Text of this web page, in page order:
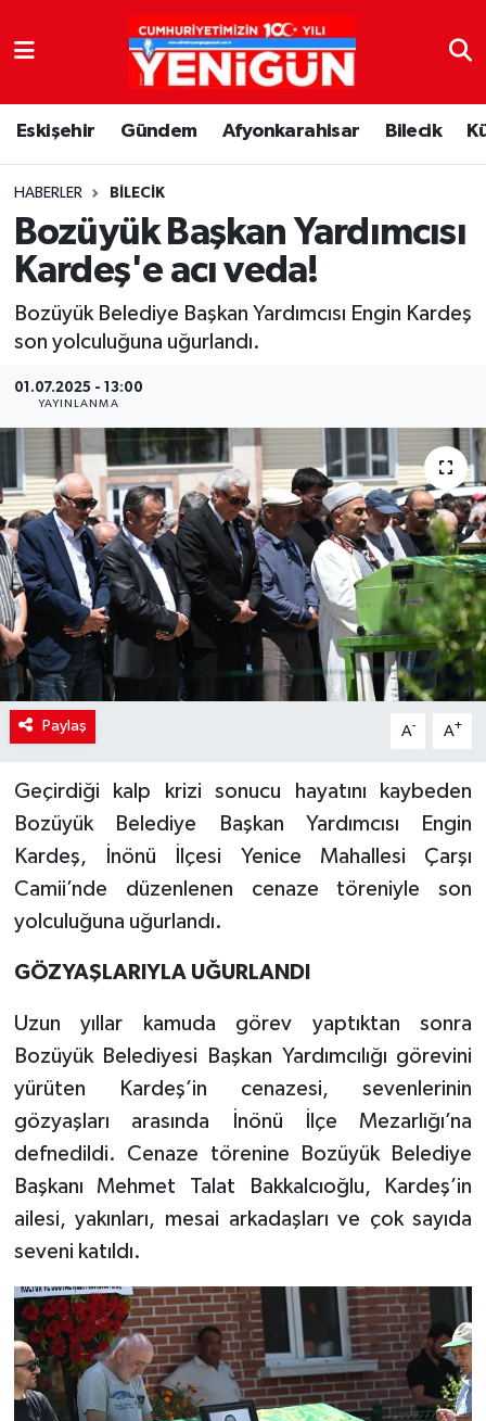
Eskişehir Gündem Afyonkarahisar Bilecik
HABERLER BILECIK
Bozüyük Başkan Yardımcısı
Kardeş'e acı veda!
Bozüyük Belediye Başkan Yardımcısı Engin Kardeş
son yolculuğuna uğurlandı.
01.07.2025 - 13:00
YAYINLANMA
Paylaş A- A+
Geçirdiği kalp krizi sonucu hayatını kaybeden
Bozüyük Belediye Başkan Yardımcısı Engin
Kardeş, İnönü İlçesi Yenice Mahallesi Çarşı
Camii’nde düzenlenen cenaze töreniyle son
yolculuğuna uğurlandı.
GÖZYAŞLARIYLA UĞURLANDI
Uzun yıllar kamuda görev yaptıktan sonra
Bozüyük Belediyesi Başkan Yardımcılığı görevini
yürüten Kardeş’in cenazesi, sevenlerinin
gözyaşları arasında İnönü İlçe Mezarlığı’na
defnedildi. Cenaze törenine Bozüyük Belediye
Başkanı Mehmet Talat Bakkalcıoğlu, Kardeş’in
ailesi, yakınları, mesai arkadaşları ve çok sayıda
seveni katıldı.
Nöbetçi Eczaneler
Hava Durumu
Trafik Durumu
Süper Lig Puan Durumu ve Fikstür
Tüm Manşetler
Son Dakika Haberleri